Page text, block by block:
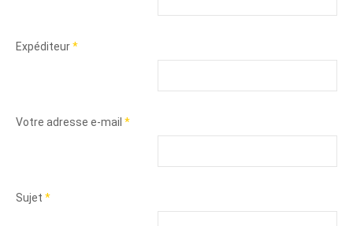
Expéditeur*
Votre adresse e-mail *
Sujet *